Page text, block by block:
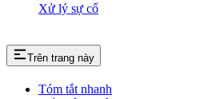
Xử lý sự cố
Trên trang này
Tóm tắt nhanh